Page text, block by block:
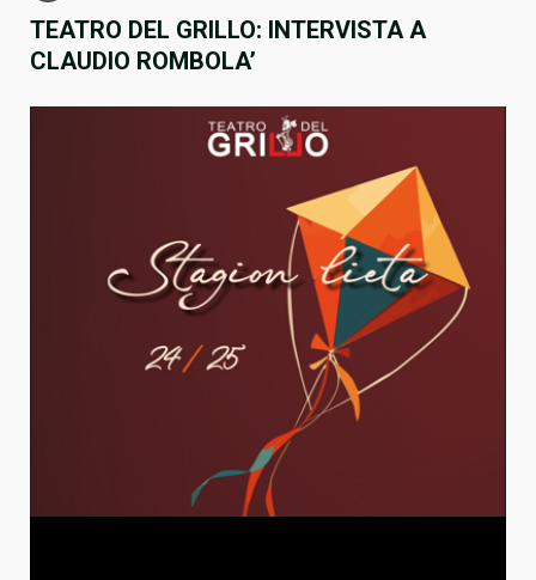
TEATRO DEL GRILLO: INTERVISTA A
CLAUDIO ROMBOLA’